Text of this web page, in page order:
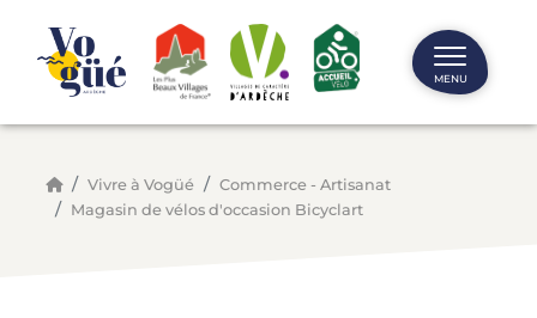
MENU
Vivre à Vogüé
Commerce - Artisanat
Magasin de vélos d'occasion Bicyclart